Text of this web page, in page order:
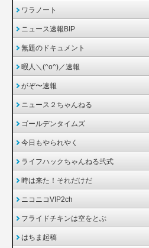
ワラノート
ニュース速報BIP
無題のドキュメント
暇人＼(^o^)／速報
がぞ〜速報
ニュース２ちゃんねる
ゴールデンタイムズ
今日もやられやく
ライフハックちゃんねる弐式
時は来た！それだけだ
ニコニコVIP2ch
フライドチキンは空をとぶ
はちま起稿